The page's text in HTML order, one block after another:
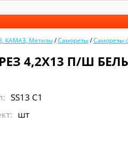
КАМАЗ, Метизы /Саморезы /Саморезы
4,2Х13 П/Ш
SS13 С1
шт